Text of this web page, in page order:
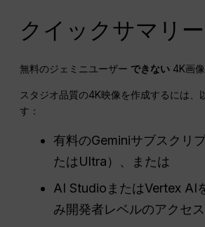
クイックサマリー
無料のジェミニユーザー できない 4K画
スタジオ品質の4K映像を作成するには、
す：
有料のGeminiサブスクリ
たはUltra）、または
AI StudioまたはVertex AI
み開発者レベルのアクセ